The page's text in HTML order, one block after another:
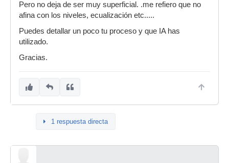
Pero no deja de ser muy superficial. .me refiero que no
afina con los niveles, ecualización etc.....
Puedes detallar un poco tu proceso y que IA has
utilizado.
Gracias.
1 respuesta directa